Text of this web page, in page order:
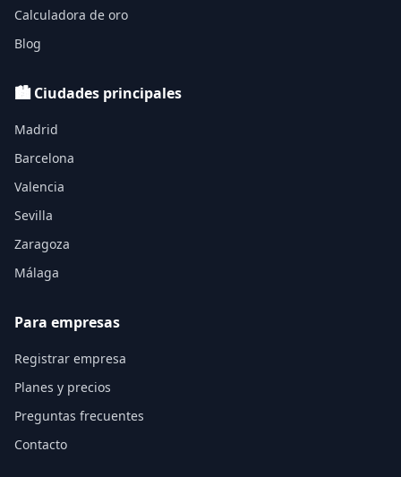
Calculadora de oro
Blog
🏙️ Ciudades principales
Madrid
Barcelona
Valencia
Sevilla
Zaragoza
Málaga
Para empresas
Registrar empresa
Planes y precios
Preguntas frecuentes
Contacto